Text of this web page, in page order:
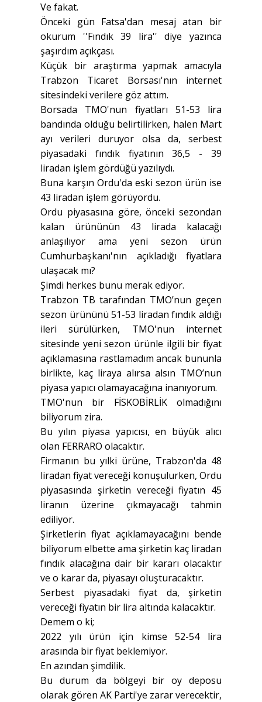
Ve fakat.
Önceki gün Fatsa'dan mesaj atan bir
okurum ''Fındık 39 lira'' diye yazınca
şaşırdım açıkçası.
Küçük bir araştırma yapmak amacıyla
Trabzon Ticaret Borsası'nın internet
sitesindeki verilere göz attım.
Borsada TMO'nun fiyatları 51-53 lira
bandında olduğu belirtilirken, halen Mart
ayı verileri duruyor olsa da, serbest
piyasadaki fındık fiyatının 36,5 - 39
liradan işlem gördüğü yazılıydı.
Buna karşın Ordu'da eski sezon ürün ise
43 liradan işlem görüyordu.
Ordu piyasasına göre, önceki sezondan
kalan ürününün 43 lirada kalacağı
anlaşılıyor ama yeni sezon ürün
Cumhurbaşkanı'nın açıkladığı fiyatlara
ulaşacak mı?
Şimdi herkes bunu merak ediyor.
Trabzon TB tarafından TMO’nun geçen
sezon ürününü 51-53 liradan fındık aldığı
ileri sürülürken, TMO'nun internet
sitesinde yeni sezon ürünle ilgili bir fiyat
açıklamasına rastlamadım ancak bununla
birlikte, kaç liraya alırsa alsın TMO’nun
piyasa yapıcı olamayacağına inanıyorum.
TMO'nun bir FİSKOBİRLİK olmadığını
biliyorum zira.
Bu yılın piyasa yapıcısı, en büyük alıcı
olan FERRARO olacaktır.
Firmanın bu yılki ürüne, Trabzon'da 48
liradan fiyat vereceği konuşulurken, Ordu
piyasasında şirketin vereceği fiyatın 45
liranın üzerine çıkmayacağı tahmin
ediliyor.
Şirketlerin fiyat açıklamayacağını bende
biliyorum elbette ama şirketin kaç liradan
fındık alacağına dair bir kararı olacaktır
ve o karar da, piyasayı oluşturacaktır.
Serbest piyasadaki fiyat da, şirketin
vereceği fiyatın bir lira altında kalacaktır.
Demem o ki;
2022 yılı ürün için kimse 52-54 lira
arasında bir fiyat beklemiyor.
En azından şimdilik.
Bu durum da bölgeyi bir oy deposu
olarak gören AK Parti'ye zarar verecektir,